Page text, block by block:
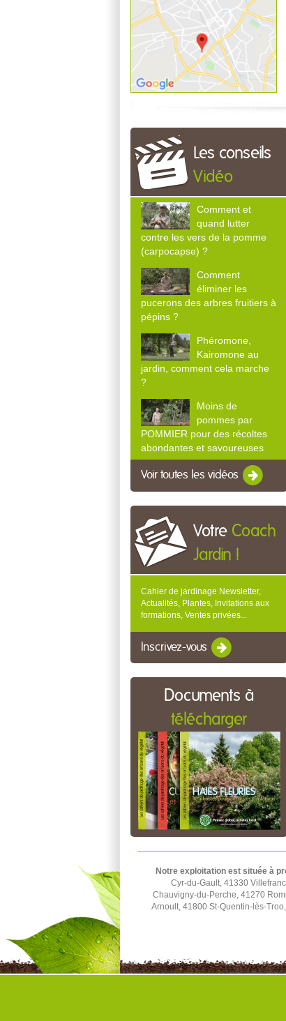
Les conseils
Vidéo
Comment et
quand lutter
contre les vers de la pomme
(carpocapse) ?
Comment
éliminer les
pucerons des arbres fruitiers à
pépins ?
Phéromone,
Kairomone au
jardin, comment cela marche
?
Moins de
pommes par
POMMIER pour des récoltes
abondantes et savoureuses
Voir toutes les vidéos
Votre Coach
Jardin !
Cahier de jardinage Newsletter,
Actualités, Plantes, Invitations aux
formations, Ventes privées...
Inscrivez-vous
Documents à
télécharger
Notre exploitation est située à
Cyr-du-Gault, 41330
Chauvigny-du-Perche, 41270
Arnoult, 41800 St-Quentin-lès-